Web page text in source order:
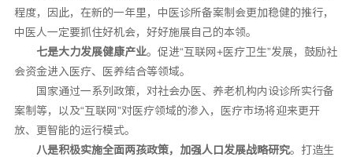
程度，因此，在新的一年里，中医诊所备案制会更加稳健的推行，
中医人一定要抓住好机会，好好施展自己的本领。
七是大力发展健康产业。促进“互联网+医疗卫生”发展，鼓励社
会资金进入医疗、医养结合等领域。
国家通过一系列政策，对社会办医、养老机构内设诊所实行备
案制等，以及“互联网”对医疗领域的渗入，医疗市场将迎来更开
放、更智能的运行模式。
八是积极实施全面两孩政策，加强人口发展战略研究。打造生